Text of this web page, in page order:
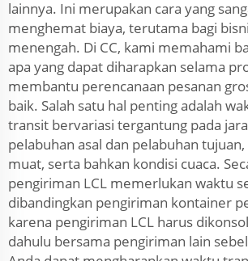
lainnya. Ini merupakan cara yang
menghemat biaya, terutama bagi
menengah. Di CC, kami memahami
apa yang dapat diharapkan selama
membantu perencanaan pesanan
baik. Salah satu hal penting adalah
transit bervariasi tergantung pada
pelabuhan asal dan pelabuhan
muat, serta bahkan kondisi cuaca.
pengiriman LCL memerlukan waktu
dibandingkan pengiriman kontainer
karena pengiriman LCL harus
dahulu bersama pengiriman lain